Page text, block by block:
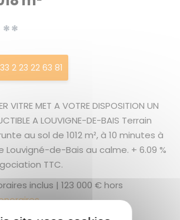
**
2 23 22 63 81
VITRE MET A VOTRE DISPOSITION UN
A LOUVIGNE-DE-BAIS Terrain
au sol de 1012 m², à 10 minutes à
de-Bais au calme. + 6.09 %
TTC.
inclus | 123 000 € hors